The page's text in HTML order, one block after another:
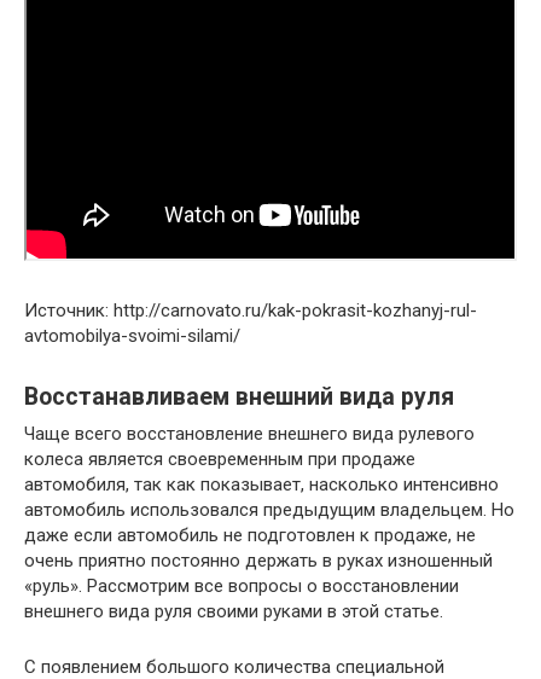
Источник: http://carnovato.ru/kak-pokrasit-kozhanyj-rul-
avtomobilya-svoimi-silami/
Восстанавливаем внешний вида руля
Чаще всего восстановление внешнего вида рулевого
колеса является своевременным при продаже
автомобиля, так как показывает, насколько интенсивно
автомобиль использовался предыдущим владельцем. Но
даже если автомобиль не подготовлен к продаже, не
очень приятно постоянно держать в руках изношенный
«руль». Рассмотрим все вопросы о восстановлении
внешнего вида руля своими руками в этой статье.
С появлением большого количества специальной